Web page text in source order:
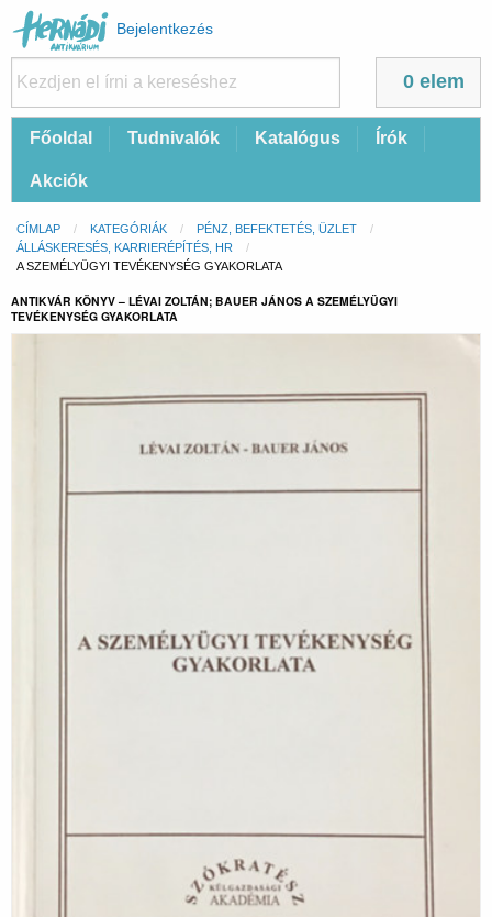
Felhasználói
fiók
menüje
Bejelentkezés
0 elem
FőFőoldal Tudnivalók Katalógus Írók
Akciók
Morzsa
CÍMLAP KATEGÓRIÁK
PÉNZ, BEFEKTETÉS, ÜZLET
ÁLLÁSKERESÉS, KARRIERÉPÍTÉS, HR
CURRENT:
A SZEMÉLYÜGYI TEVÉKENYSÉG GYAKORLATA
ANTIKVÁR KÖNYV – LÉVAI ZOLTÁN; BAUER JÁNOS A SZEMÉLYÜGYI
TEVÉKENYSÉG GYAKORLATA